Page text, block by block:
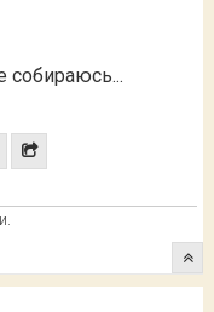
собираюсь...